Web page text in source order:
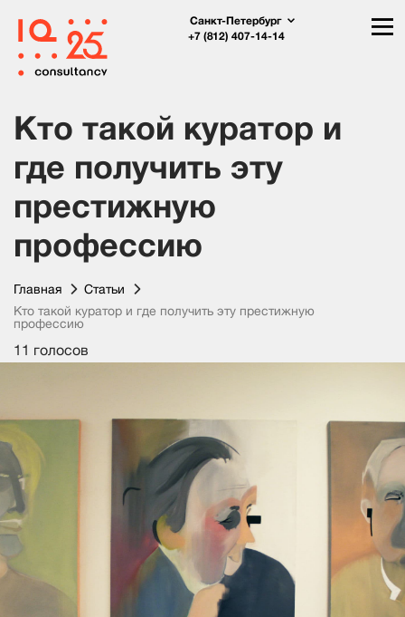
Санкт-Петербург
+7 (812) 407-14-14
Кто такой куратор и
где получить эту
престижную
профессию
Главная
Статьи
Кто такой куратор и где получить эту престижную
профессию
11 голосов